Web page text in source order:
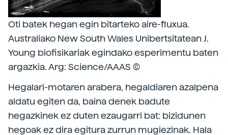
Oti batek hegan egin bitarteko aire-fluxua.
Australiako New South Wales Unibertsitatean J.
Young biofisikariak egindako esperimentu baten
argazkia. Arg: Science/AAAS ©
Hegalari-motaren arabera, hegaldiaren azalpena
aldatu egiten da, baina denek badute
hegazkinek ez duten ezaugarri bat: bizidunen
hegoak ez dira egitura zurrun mugiezinak. Hala